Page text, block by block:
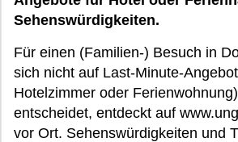
Sehenswürdigkeiten.
Für einen (Familien-) Besuch in
sich nicht auf Last-Minute-
Hotelzimmer oder
entscheidet, entdeckt auf
vor Ort. Sehenswürdigkeiten und